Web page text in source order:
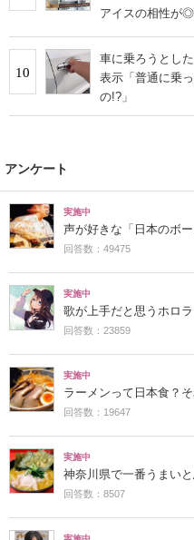
アイスの相性が
10
車に乗ろうとし
表示「普通に乗
の!?」
アンケート
実施中
声が好きな「日本のボ
回答数：49475
実施中
歌が上手だと思うホロ
回答数：23859
実施中
ラーメンって日本食？
回答数：19647
実施中
神奈川県で一番うまい
回答数：8507